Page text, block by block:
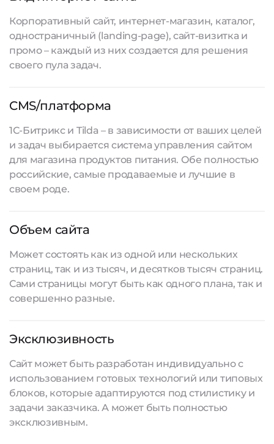
Корпоративный сайт, интернет-магазин, каталог,
одностраничный (landing-page), сайт-визитка и
промо – каждый из них создается для решения
своего пула задач.
CMS/платформа
1С-Битрикс и Tilda – в зависимости от ваших целей
и задач выбирается система управления сайтом
для магазина продуктов питания. Обе полностью
российские, самые продаваемые и лучшие в
своем роде.
Объем сайта
Может состоять как из одной или нескольких
страниц, так и из тысяч, и десятков тысяч страниц.
Сами страницы могут быть как одного плана, так и
совершенно разные.
Эксклюзивность
Сайт может быть разработан индивидуально с
использованием готовых технологий или типовых
блоков, которые адаптируются под стилистику и
задачи заказчика. А может быть полностью
эксклюзивным.